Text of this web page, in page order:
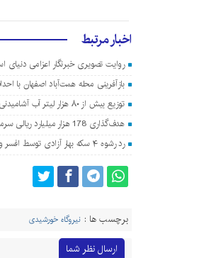
اخبار مرتبط
روایت تصویری خبرنگار اعزامی دنیای
بازآفرینی محله همت‌آباد اصفهان با احداث ۱۳۰ واحد مسکونی جدید
توزیع بیش از ۸۰ هزار لیتر آب آشامیدنی میان زائران مراسم پیاده‌روی جاماندگان اربعین در اصفهان
هدف‌گذاری 178 هزار میلیارد ریالی سرمایه‌گذاری جدید در طرح‌های آب و فاضلاب اصفهان
رد رشوه ۴ سکه بهار آزادی توسط افسر وظیفه‌شناس پلیس اصفهان/ سلامت اداری معامله‌پذیر نیست
برچسب ها : نیروگاه خورشیدی
ارسال نظر شما